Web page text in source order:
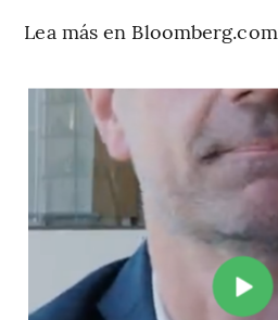
Lea más en Bloomberg.com